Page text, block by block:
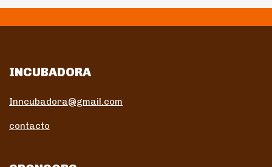
INCUBADORA
Inncubadora@gmail.com
contacto